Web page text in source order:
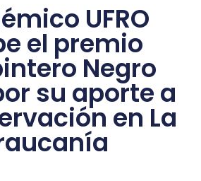
UFRO
el premio
Negro
su aporte a
en La